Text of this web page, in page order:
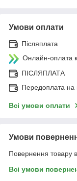
Умови оплати
Післяплата
Онлайн-оплата
ПІСЛЯПЛАТА
Передоплата на
Всі умови оплати
Умови
Повернення товару
Всі умови